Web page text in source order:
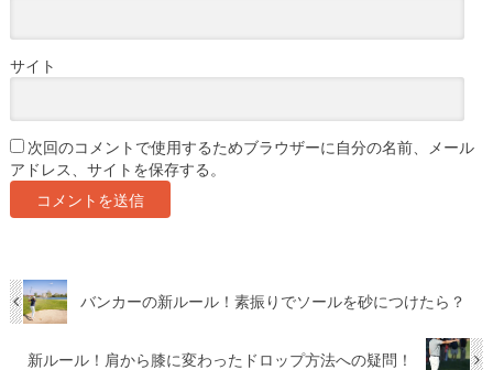
サイト
次回のコメントで使用するためブラウザーに自分の名前、メール
アドレス、サイトを保存する。
バンカーの新ルール！素振りでソールを砂につけたら？
新ルール！肩から膝に変わったドロップ方法への疑問！